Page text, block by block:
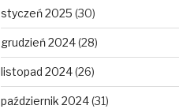
styczeń 2025 (30)
grudzień 2024(28)
listopad 2024(26)
październik 2024(31)